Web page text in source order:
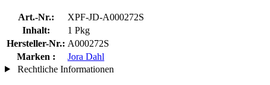
Art.-Nr.:
XPF-JD-A000272S
Inhalt:
1 Pkg
Hersteller-Nr.: A000272S
Marken :
Jora Dahl
Rechtliche Informationen